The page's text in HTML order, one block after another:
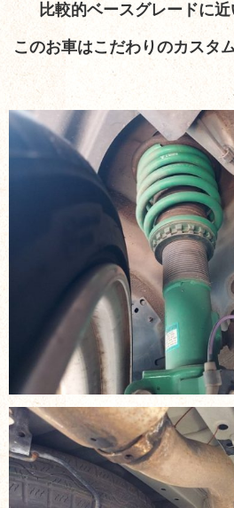
比較的ベースグレードに
このお車はこだわりのカスタ